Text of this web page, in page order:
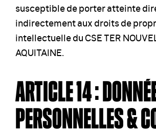
susceptible de porter atteinte
indirectement aux droits de
intellectuelle du CSE TER
AQUITAINE.
ARTICLE 14 :
PERSONNELLES &